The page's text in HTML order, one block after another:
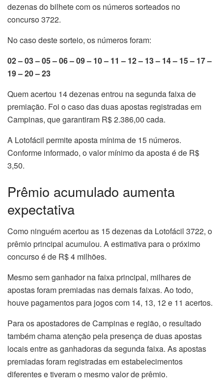
dezenas do bilhete com os números sorteados no
concurso 3722.
No caso deste sorteio, os números foram:
02 – 03 – 05 – 06 – 09 – 10 – 11 – 12 – 13 – 14 – 15 – 17 –
19 – 20 – 23
Quem acertou 14 dezenas entrou na segunda faixa de
premiação. Foi o caso das duas apostas registradas em
Campinas, que garantiram R$ 2.386,00 cada.
A Lotofácil permite aposta mínima de 15 números.
Conforme informado, o valor mínimo da aposta é de R$
3,50.
Prêmio acumulado aumenta
expectativa
Como ninguém acertou as 15 dezenas da Lotofácil 3722, o
prêmio principal acumulou. A estimativa para o próximo
concurso é de R$ 4 milhões.
Mesmo sem ganhador na faixa principal, milhares de
apostas foram premiadas nas demais faixas. Ao todo,
houve pagamentos para jogos com 14, 13, 12 e 11 acertos.
Para os apostadores de Campinas e região, o resultado
também chama atenção pela presença de duas apostas
locais entre as ganhadoras da segunda faixa. As apostas
premiadas foram registradas em estabelecimentos
diferentes e tiveram o mesmo valor de prêmio.